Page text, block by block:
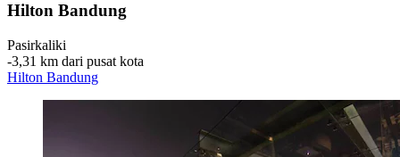
Hilton Bandung
Pasirkaliki
‐3,31 km dari pusat kota
Hilton Bandung